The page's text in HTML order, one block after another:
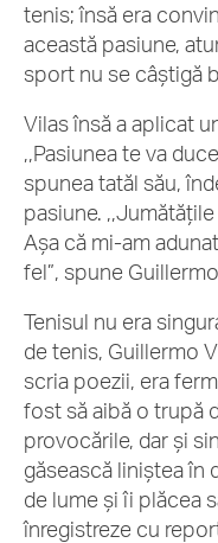
tenis; însă era
această pasiune,
sport nu se câștigă
Vilas însă a aplicat
,,Pasiunea te va
spunea tatăl său,
pasiune.
Așa că mi-am
fel”, spune
Tenisul nu era
de tenis, Guillermo
scria poezii, era
fost să aibă o trupă
provocările, dar și
găsească liniștea în
de lume și îi plăcea
înregistreze cu